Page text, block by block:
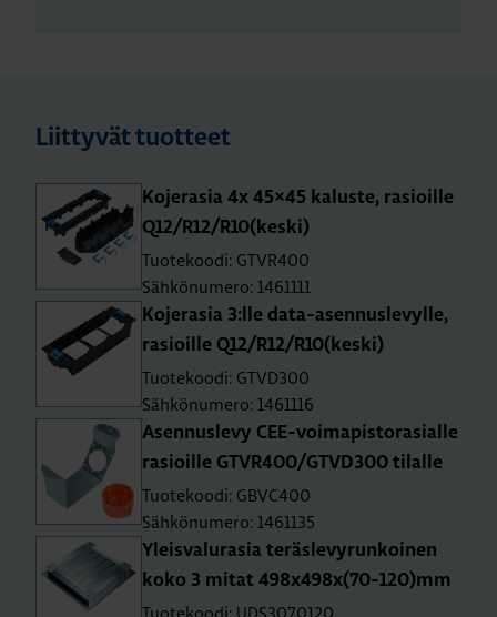
Liittyvät tuotteet
Ko­je­ra­sia 4x 45×45 ka­lus­te, rasioil­le
Q12/R12/R10(keski)
Tuotekoodi: GTVR400
Sähkönumero: 1461111
Ko­je­ra­sia 3:lle da­ta-asen­nus­le­vyl­le,
rasioil­le Q12/R12/R10(keski)
Tuotekoodi: GTVD300
Sähkönumero: 1461116
Asen­nus­le­vy CEE-voi­ma­pis­to­ra­sial­le
rasioil­le GTVR400/GTVD300 ti­lal­le
Tuotekoodi: GBVC400
Sähkönumero: 1461135
Yleis­va­lu­ra­sia te­räs­le­vy­run­koi­nen
koko 3 mitat 498x498x(70-120)mm